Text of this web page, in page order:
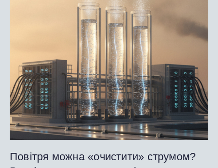
Повітря можна «очистити» струмом?